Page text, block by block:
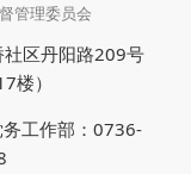
管理委员会
区丹阳路209号
楼）
工作部：0736-